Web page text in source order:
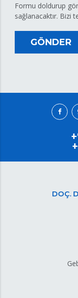
Formu doldurup
sağlanacaktır. Bizi
GÖNDER
DOÇ.